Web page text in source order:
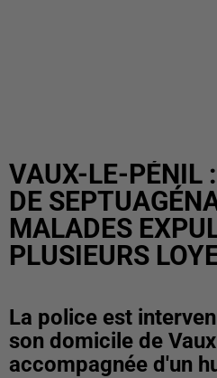
VAUX-LE-PÉNIL
DE
MALADES
PLUSIEURS
La police est
son domicile de
accompagnée d'un